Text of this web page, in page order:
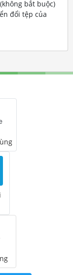
bắt buộc)
đổi tệp của